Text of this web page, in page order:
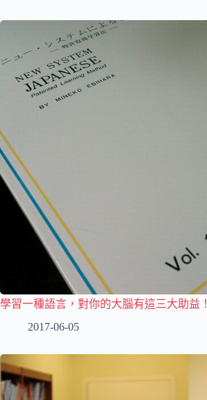
學習一種語言，對你的大腦有這三大助益！
2017-06-05